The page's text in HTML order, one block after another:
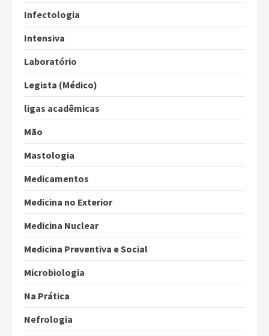
Infectologia
Intensiva
Laboratório
Legista (Médico)
ligas acadêmicas
Mão
Mastologia
Medicamentos
Medicina no Exterior
Medicina Nuclear
Medicina Preventiva e Social
Microbiologia
Na Prática
Nefrologia